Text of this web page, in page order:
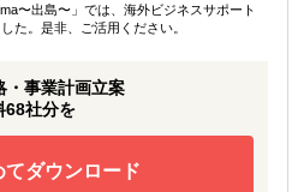
〜出島〜」では、海外ビジネスサポート
た。是非、ご活用ください。
・事業計画立案
68社分を
てダウンロード